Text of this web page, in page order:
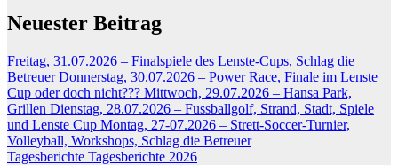
Neuester Beitrag
Freitag, 31.07.2026 – Finalspiele des Lenste-Cups, Schlag die
Betreuer Donnerstag, 30.07.2026 – Power Race, Finale im Lenste
Cup oder doch nicht??? Mittwoch, 29.07.2026 – Hansa Park,
Grillen Dienstag, 28.07.2026 – Fussballgolf, Strand, Stadt, Spiele
und Lenste Cup Montag, 27-07.2026 – Strett-Soccer-Turnier,
Volleyball, Workshops, Schlag die Betreuer
Tagesberichte Tagesberichte 2026